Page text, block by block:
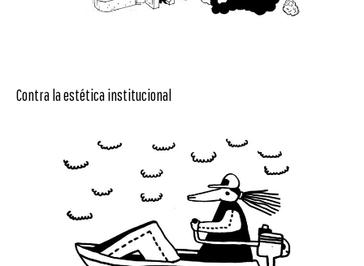
Contra la estética institucional